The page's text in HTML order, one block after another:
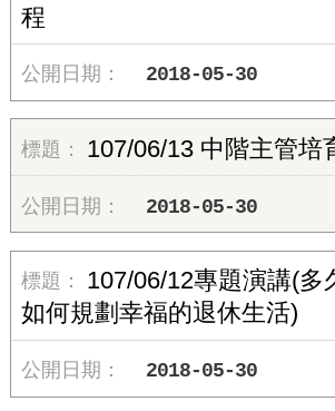
程
2018-05-30
107/06/13 中階主管培
2018-05-30
107/06/12專題演講(多
如何規劃幸福的退休生活)
2018-05-30